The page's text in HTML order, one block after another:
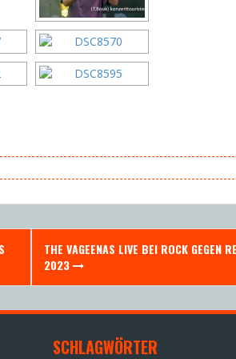
THE VAGEENAS LIVE BEI ROCK GEGEN
2023
SCHLAGWÖRTER